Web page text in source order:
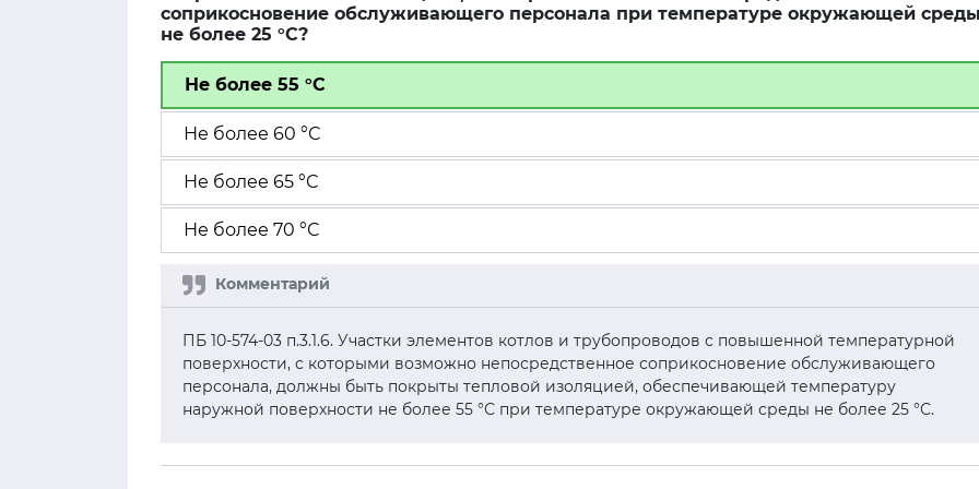
соприкосновение обслуживающего персонала при температуре окружающей
не более 25 °С?
Не более 55 °С
Не более 60 °С
Не более 65 °С
Не более 70 °С
ПБ 10-574-03 п.3.1.6. Участки элементов котлов и трубопроводов с повышенной температурной
поверхности, с которыми возможно непосредственное соприкосновение обслуживающего
персонала, должны быть покрыты тепловой изоляцией, обеспечивающей температуру
наружной поверхности не более 55 °С при температуре окружающей среды не более 25 °С.